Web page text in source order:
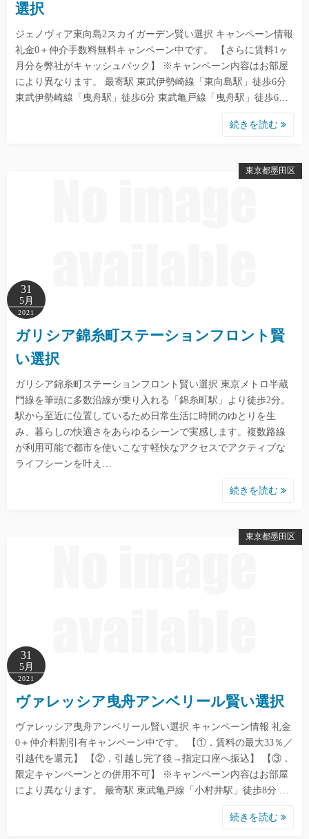
選択
ジェノヴィア東向島2スカイガーデン賢い選択 キャンペーン情報
礼金0＋仲介手数料無料キャンペーン中です。 【さらに賃料1ヶ
月分を弊社がキャッシュバック】 ※キャンペーン内容はお部屋
により異なります。 最寄駅 東武伊勢崎線「東向島駅」徒歩6分
東武伊勢崎線「曳舟駅」徒歩6分 東武亀戸線「曳舟駅」徒歩6…
続きを読む
東京都墨田区
31
5月
2021
ガリシア錦糸町ステーションフロント賢
い選択
ガリシア錦糸町ステーションフロント賢い選択 東京メトロ半蔵
門線を筆頭に多数沿線が乗り入れる「錦糸町駅」より徒歩2分。
駅から至近に位置しているため日常生活に時間のゆとりを生
み、暮らしの快適さをあらゆるシーンで実感します。複数路線
が利用可能で都市を使いこなす軽快なアクセスでアクティブな
ライフシーンを叶え…
続きを読む
東京都墨田区
31
5月
2021
ヴァレッシア曳舟アンベリール賢い選択
ヴァレッシア曳舟アンベリール賢い選択 キャンペーン情報 礼金
0＋仲介料割引有キャンペーン中です。 【①．賃料の最大33％／
引越代を還元】 【②．引越し完了後→指定口座へ振込】 【③．
限定キャンペーンとの併用不可】 ※キャンペーン内容はお部屋
により異なります。 最寄駅 東武亀戸線「小村井駅」徒歩8分 …
続きを読む